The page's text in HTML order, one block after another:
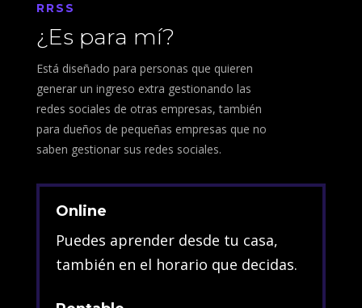
RRSS
¿Es para mí?
Está diseñado para personas que quieren
generar un ingreso extra gestionando las
redes sociales de otras empresas, también
para dueños de pequeñas empresas que no
saben gestionar sus redes sociales.
Online
Puedes aprender desde tu casa,
también en el horario que decidas.